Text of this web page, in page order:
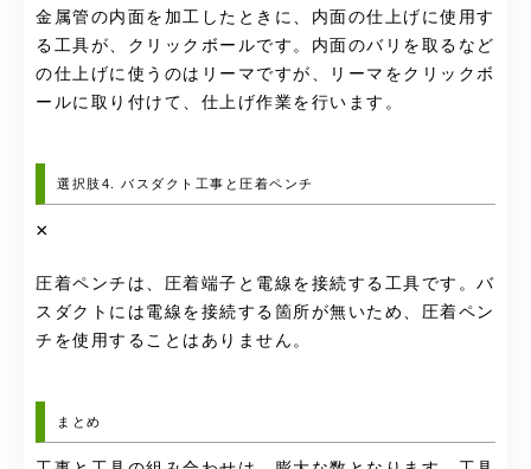
金属管の内面を加工したときに、内面の仕上げに使用す
る工具が、クリックボールです。内面のバリを取るなど
の仕上げに使うのはリーマですが、リーマをクリックボ
ールに取り付けて、仕上げ作業を行います。
選択肢4. バスダクト工事と圧着ペンチ
×
圧着ペンチは、圧着端子と電線を接続する工具です。バ
スダクトには電線を接続する箇所が無いため、圧着ペン
チを使用することはありません。
まとめ